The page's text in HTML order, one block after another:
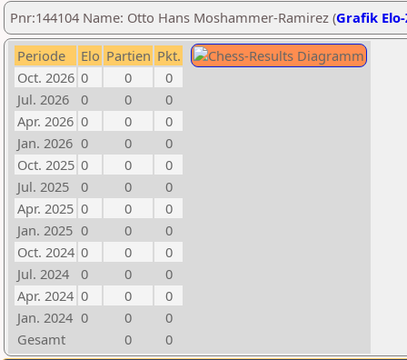
Pnr:144104 Name: Otto Hans Moshammer-Ramirez (Grafik
Periode Elo Partien Pkt.
Oct. 2026 0 0
0
Jul. 2026
0 0
0
Apr. 2026 0 0
0
Jan. 2026 0 0
0
Oct. 2025 0 0
0
Jul. 2025
0 0
0
Apr. 2025 0 0
0
Jan. 2025 0 0
0
Oct. 2024 0 0
0
Jul. 2024
0 0
0
Apr. 2024 0 0
0
Jan. 2024 0 0
0
Gesamt
0 0